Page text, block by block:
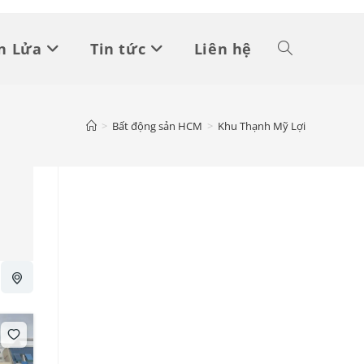
Lửa Tin tức Liên hệ Toggle
website
> Bất động sản HCM > Khu Thạnh Mỹ Lợi